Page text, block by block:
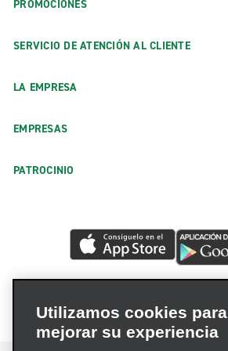
PROMOCIONES
SERVICIO DE ATENCIÓN AL CLIENTE
LA EMPRESA
EMPRESAS
PATROCINIO
Utilizamos cookies para
mejorar su experiencia